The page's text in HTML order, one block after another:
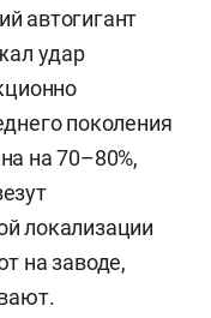
автогигант
удар
поколения
на 70–80%,
локализации
на заводе,